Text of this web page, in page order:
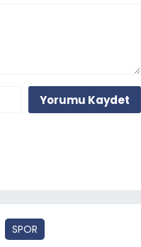
Yorumu Kaydet
SPOR